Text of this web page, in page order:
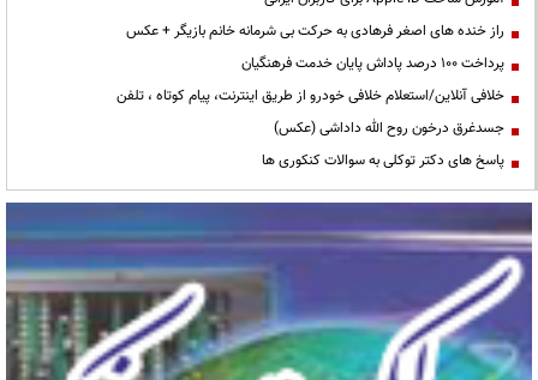
راز خنده های اصغر فرهادی به حرکت بی شرمانه خانم بازیگر + عکس
پرداخت ۱۰۰ درصد پاداش پایان خدمت فرهنگیان
خلافی آنلاین/استعلام خلافی خودرو از طریق اینترنت، پیام کوتاه ، تلفن
جسدغرق درخون روح الله داداشی (عکس)
پاسخ های دکتر توکلی به سوالات کنکوری ها